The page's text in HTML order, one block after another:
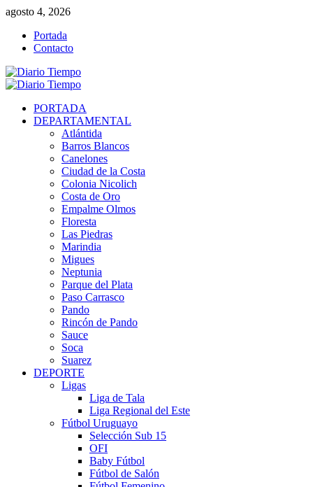
Saltar
contenido
agosto 4, 2026
Portada
Contacto
Menú
PORTADA
DEPARTAMENTAL
Atlántida
Barros Blancos
Canelones
Ciudad de la Costa
Colonia Nicolich
Costa de Oro
Empalme Olmos
Floresta
Las Piedras
Marindia
Migues
Neptunia
Parque del Plata
Paso Carrasco
Pando
Rincón de Pando
Sauce
Soca
Suarez
DEPORTE
Ligas
Liga de Tala
Liga Regional del Este
Fútbol Uruguayo
Selección Sub 15
OFI
Baby Fútbol
Fútbol de Salón